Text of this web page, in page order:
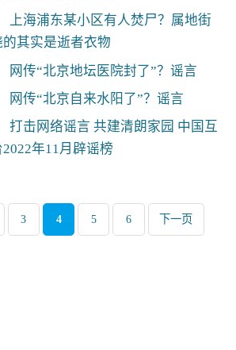
上海浦东某小区有人焚尸？属地街
其实是逝者衣物
网传“北京地坛医院封了”？谣言
网传“北京自来水阳了”？谣言
打击网络谣言 共建清朗家园 中国互
年11月辟谣榜
3 4 5 6 下一页